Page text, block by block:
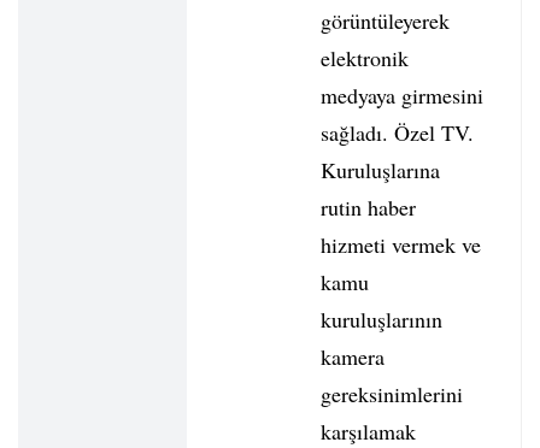
görüntüleyerek
elektronik
medyaya girmesini
sağladı. Özel TV.
Kuruluşlarına
rutin haber
hizmeti vermek ve
kamu
kuruluşlarının
kamera
gereksinimlerini
karşılamak